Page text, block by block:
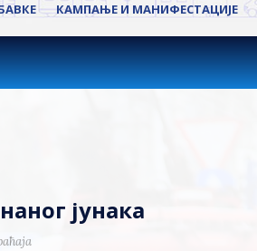
КАМПАЊЕ И МАНИФЕСТАЦИЈЕ
јунака